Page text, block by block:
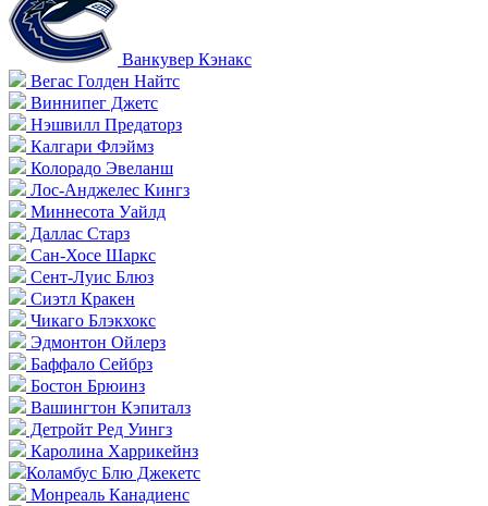
Ванкувер Кэнакс
Вегас Голден Найтс
Виннипег Джетс
Нэшвилл Предаторз
Калгари Флэймз
Колорадо Эвеланш
Лос-Анджелес Кингз
Миннесота Уайлд
Даллас Старз
Сан-Хосе Шаркс
Сент-Луис Блюз
Сиэтл Кракен
Чикаго Блэкхокс
Эдмонтон Ойлерз
Баффало Сейбрз
Бостон Брюинз
Вашингтон Кэпиталз
Детройт Ред Уингз
Каролина Харрикейнз
Коламбус Блю Джекетс
Монреаль Канадиенс